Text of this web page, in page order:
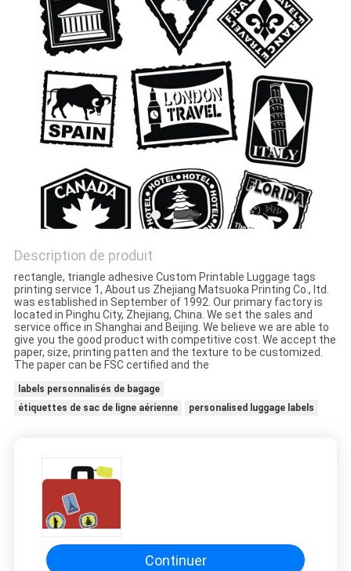
PLAN
SITE
PRIVACY
POLICY
Description de produit
rectangle, triangle adhesive Custom Printable Luggage tags
printing service 1, About us Zhejiang Matsuoka Printing Co., ltd.
was established in September of 1992. Our primary factory is
located in Pinghu City, Zhejiang, China. We set the sales and
service office in Shanghai and Beijing. We believe we are able to
give you the good product with competitive cost. We accept the
paper, size, printing patten and the texture to be customized.
The paper can be FSC certified and the
labels personnalisés de bagage
étiquettes de sac de ligne aérienne
personalised luggage labels
Continuer